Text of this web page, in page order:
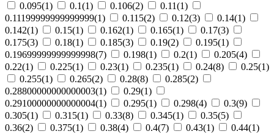
0.095(1)
0.1(1) 0.106(2)
0.11(1)
0.11199999999999999(1)
0.115(2) 0.12(3)
0.14(1)
0.142(1)
0.15(1) 0.162(1) 0.165(1)
0.17(3)
0.175(3)
0.18(1) 0.185(3) 0.19(2)
0.195(1)
0.19699999999999998(7)
0.198(1) 0.2(1)
0.205(4)
0.22(1)
0.225(1) 0.23(1) 0.235(1) 0.24(8)
0.25(1)
0.255(1)
0.265(2) 0.28(8)
0.285(2)
0.28800000000000003(1)
0.29(1)
0.29100000000000004(1)
0.295(1) 0.298(4)
0.3(9)
0.305(1)
0.315(1) 0.33(8) 0.345(1)
0.35(5)
0.36(2)
0.375(1) 0.38(4) 0.4(7) 0.43(1)
0.44(1)